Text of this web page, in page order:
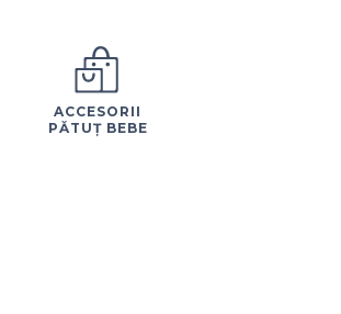
ACCESORII
PĂTUȚ BEBE